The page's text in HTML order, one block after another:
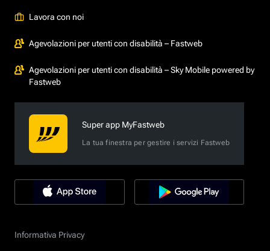
Lavora con noi
Agevolazioni per utenti con disabilità – Fastweb
Agevolazioni per utenti con disabilità – Sky Mobile powered by
Fastweb
Super app MyFastweb
La tua finestra per gestire i servizi Fastweb
Informativa Privacy